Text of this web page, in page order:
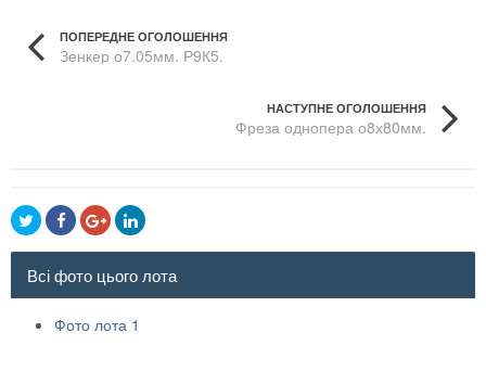
ПОПЕРЕДНЕ ОГОЛОШЕННЯ
Зенкер о7.05мм. Р9К5.
НАСТУПНЕ ОГОЛОШЕННЯ
Фреза однопера о8х80мм.
Всі фото цього лота
Фото лота 1